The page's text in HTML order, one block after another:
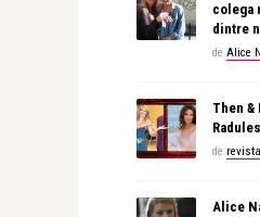
colega
dintre
de Alice
Then &
de
Alice